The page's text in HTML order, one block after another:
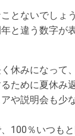
とないでしょう
と違う数字が
休みになって
ために夏休み
や説明会も少
100％いつも